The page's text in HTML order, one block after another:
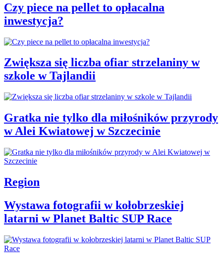
Czy piece na pellet to opłacalna
inwestycja?
Zwiększa się liczba ofiar strzelaniny w
szkole w Tajlandii
Gratka nie tylko dla miłośników przyrody
w Alei Kwiatowej w Szczecinie
Region
Wystawa fotografii w kołobrzeskiej
latarni w Planet Baltic SUP Race